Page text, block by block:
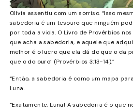
Olívia assentiu com um sorriso. “Isso
sabedoria é um tesouro que ninguém
por toda a vida. O Livro de Provérbios nos
que acha a sabedoria, e aquele que
melhor é o lucro que ela dá do que o da
que o do ouro’ (Provérbios 3:13-14).”
“Então, a sabedoria é como um mapa
Luna.
“Exatamente, Luna! A sabedoria é o que